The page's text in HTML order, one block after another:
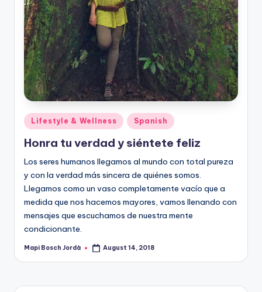
Posted
in
Lifestyle & Wellness Spanish
Honra tu verdad y siéntete feliz
Los seres humanos llegamos al mundo con total pureza
y con la verdad más sincera de quiénes somos.
Llegamos como un vaso completamente vacío que a
medida que nos hacemos mayores, vamos llenando con
mensajes que escuchamos de nuestra mente
condicionante.
Posted
Mapi Bosch Jordà August 14, 2018